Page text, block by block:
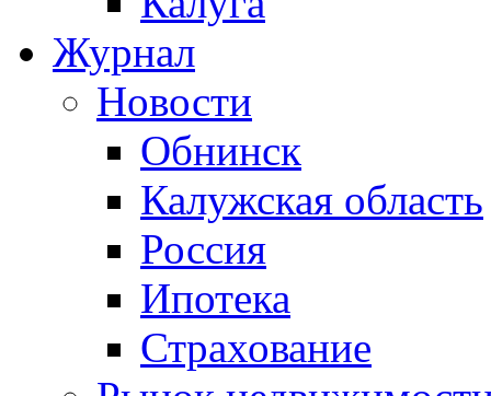
Журнал
Новости
Обнинск
Калужская область
Россия
Ипотека
Страхование